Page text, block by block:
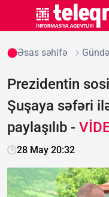
Əsas səhifə
Prezidentin
Şuşaya səfəri
paylaşılıb -
28 May 20:32